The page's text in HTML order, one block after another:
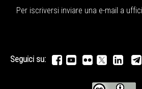
Per iscriversi inviare una e-mail a
Seguici su: